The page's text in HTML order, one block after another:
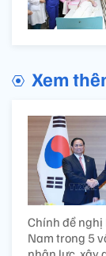
Xem
Chính đề nghị
Nam trong 5